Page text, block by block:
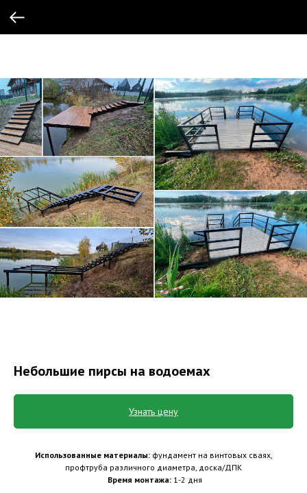
Небольшие пирсы на водоемах
Узнать цену
Использованные материалы:фундамент на винтовых сваях,
профтруба различного диаметра, доска/ДПК
Время монтажа: 1-2 дня